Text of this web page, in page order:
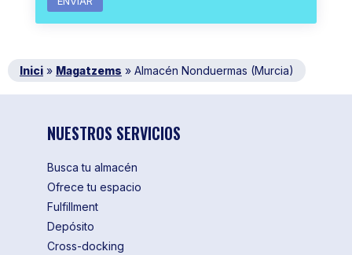
Inici » Magatzems » Almacén Nonduermas (Murcia)
NUESTROS SERVICIOS
Busca tu almacén
Ofrece tu espacio
Fulfillment
Depósito
Cross-docking